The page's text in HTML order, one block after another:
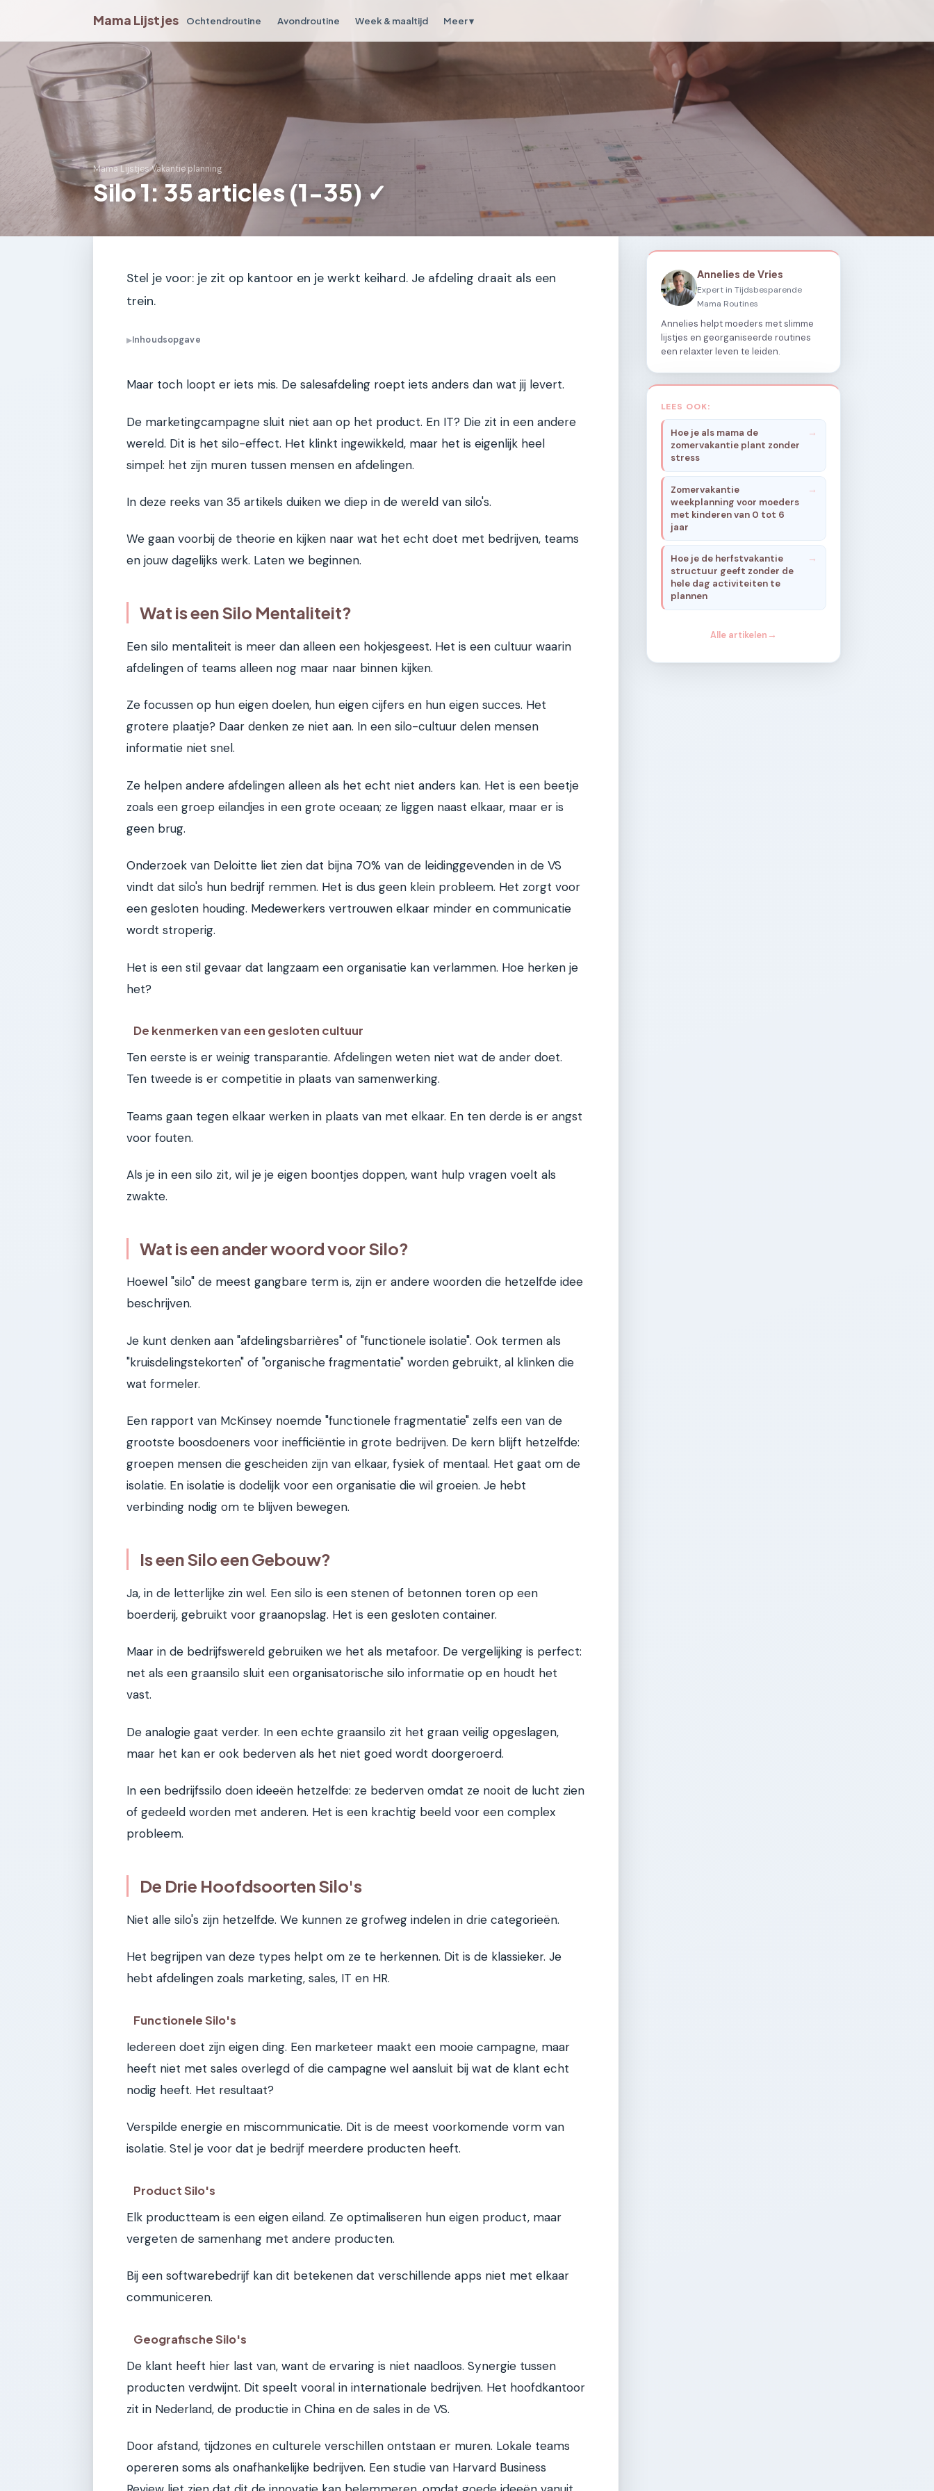
Mama Lijstjes Ochtendroutine Avondroutine Week & maaltijd Meer ▾
Mama Lijstjes›Vakantie planning
Silo 1: 35 articles (1-35) ✓
Stel je voor: je zit op kantoor en je werkt keihard. Je afdeling draait als een
trein.
▶Inhoudsopgave
Maar toch loopt er iets mis. De salesafdeling roept iets anders dan wat jij levert.
De marketingcampagne sluit niet aan op het product. En IT? Die zit in een andere
wereld. Dit is het silo-effect. Het klinkt ingewikkeld, maar het is eigenlijk heel
simpel: het zijn muren tussen mensen en afdelingen.
In deze reeks van 35 artikels duiken we diep in de wereld van silo's.
We gaan voorbij de theorie en kijken naar wat het echt doet met bedrijven, teams
en jouw dagelijks werk. Laten we beginnen.
Wat is een Silo Mentaliteit?
Een silo mentaliteit is meer dan alleen een hokjesgeest. Het is een cultuur waarin
afdelingen of teams alleen nog maar naar binnen kijken.
Ze focussen op hun eigen doelen, hun eigen cijfers en hun eigen succes. Het
grotere plaatje? Daar denken ze niet aan. In een silo-cultuur delen mensen
informatie niet snel.
Ze helpen andere afdelingen alleen als het echt niet anders kan. Het is een beetje
zoals een groep eilandjes in een grote oceaan; ze liggen naast elkaar, maar er is
geen brug.
Onderzoek van Deloitte liet zien dat bijna 70% van de leidinggevenden in de VS
vindt dat silo's hun bedrijf remmen. Het is dus geen klein probleem. Het zorgt voor
een gesloten houding. Medewerkers vertrouwen elkaar minder en communicatie
wordt stroperig.
Het is een stil gevaar dat langzaam een organisatie kan verlammen. Hoe herken je
het?
De kenmerken van een gesloten cultuur
Ten eerste is er weinig transparantie. Afdelingen weten niet wat de ander doet.
Ten tweede is er competitie in plaats van samenwerking.
Teams gaan tegen elkaar werken in plaats van met elkaar. En ten derde is er angst
voor fouten.
Als je in een silo zit, wil je je eigen boontjes doppen, want hulp vragen voelt als
zwakte.
Wat is een ander woord voor Silo?
Hoewel "silo" de meest gangbare term is, zijn er andere woorden die hetzelfde idee
beschrijven.
Je kunt denken aan "afdelingsbarrières" of "functionele isolatie". Ook termen als
"kruisdelingstekorten" of "organische fragmentatie" worden gebruikt, al klinken die
wat formeler.
Een rapport van McKinsey noemde "functionele fragmentatie" zelfs een van de
grootste boosdoeners voor inefficiëntie in grote bedrijven. De kern blijft hetzelfde:
groepen mensen die gescheiden zijn van elkaar, fysiek of mentaal. Het gaat om de
isolatie. En isolatie is dodelijk voor een organisatie die wil groeien. Je hebt
verbinding nodig om te blijven bewegen.
Is een Silo een Gebouw?
Ja, in de letterlijke zin wel. Een silo is een stenen of betonnen toren op een
boerderij, gebruikt voor graanopslag. Het is een gesloten container.
Maar in de bedrijfswereld gebruiken we het als metafoor. De vergelijking is perfect:
net als een graansilo sluit een organisatorische silo informatie op en houdt het
vast.
De analogie gaat verder. In een echte graansilo zit het graan veilig opgeslagen,
maar het kan er ook bederven als het niet goed wordt doorgeroerd.
In een bedrijfssilo doen ideeën hetzelfde: ze bederven omdat ze nooit de lucht zien
of gedeeld worden met anderen. Het is een krachtig beeld voor een complex
probleem.
De Drie Hoofdsoorten Silo's
Niet alle silo's zijn hetzelfde. We kunnen ze grofweg indelen in drie categorieën.
Het begrijpen van deze types helpt om ze te herkennen. Dit is de klassieker. Je
hebt afdelingen zoals marketing, sales, IT en HR.
Functionele Silo's
Iedereen doet zijn eigen ding. Een marketeer maakt een mooie campagne, maar
heeft niet met sales overlegd of die campagne wel aansluit bij wat de klant echt
nodig heeft. Het resultaat?
Verspilde energie en miscommunicatie. Dit is de meest voorkomende vorm van
isolatie. Stel je voor dat je bedrijf meerdere producten heeft.
Product Silo's
Elk productteam is een eigen eiland. Ze optimaliseren hun eigen product, maar
vergeten de samenhang met andere producten.
Bij een softwarebedrijf kan dit betekenen dat verschillende apps niet met elkaar
communiceren.
Geografische Silo's
De klant heeft hier last van, want de ervaring is niet naadloos. Synergie tussen
producten verdwijnt. Dit speelt vooral in internationale bedrijven. Het hoofdkantoor
zit in Nederland, de productie in China en de sales in de VS.
Door afstand, tijdzones en culturele verschillen ontstaan er muren. Lokale teams
opereren soms als onafhankelijke bedrijven. Een studie van Harvard Business
Annelies de Vries
Expert in Tijdsbesparende
Mama Routines
Annelies helpt moeders met slimme
lijstjes en georganiseerde routines
een relaxter leven te leiden.
LEES OOK:
Hoe je als mama de
zomervakantie plant zonder
stress
Zomervakantie
weekplanning voor moeders
met kinderen van 0 tot 6
jaar
Hoe je de herfstvakantie
structuur geeft zonder de
hele dag activiteiten te
plannen
Alle artikelen